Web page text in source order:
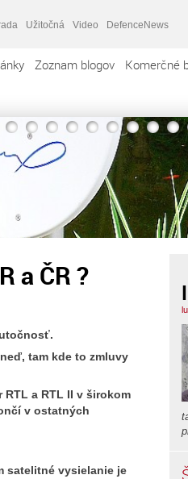
Užitočná Video DefenceNews
Zoznam blogov Komerčné
a ČR ?
tam kde to zmluvy
RTL a RTL II v širokom
v ostatných
satelitné vysielanie je